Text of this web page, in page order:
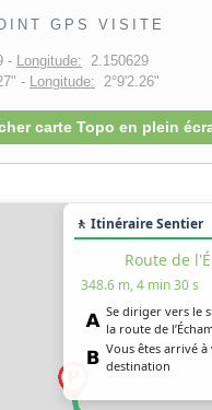
GPS VISITE
- Longitude: 2.150629
- Longitude: 2°9'2.26"
carte Topo en plein
🚶 Itinéraire Sentier
Route de
348.6 m, 4 min 30 s
Se diriger vers le
la route de
Vous êtes arrivé
destination